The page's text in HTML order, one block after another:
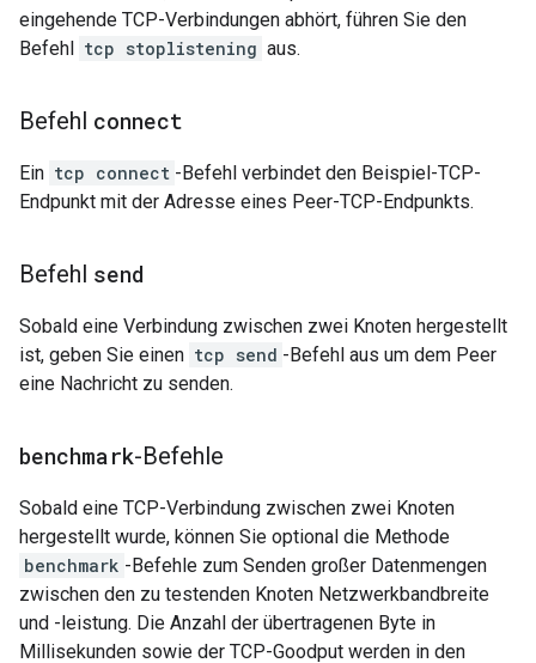
eingehende TCP-Verbindungen abhört, führen Sie den
Befehl tcp stoplistening aus.
Befehl connect
Ein tcp connect -Befehl verbindet den Beispiel-TCP-
Endpunkt mit der Adresse eines Peer-TCP-Endpunkts.
Befehl send
Sobald eine Verbindung zwischen zwei Knoten hergestellt
ist, geben Sie einen tcp send -Befehl aus um dem Peer
eine Nachricht zu senden.
benchmark-Befehle
Sobald eine TCP-Verbindung zwischen zwei Knoten
hergestellt wurde, können Sie optional die Methode
benchmark -Befehle zum Senden großer Datenmengen
zwischen den zu testenden Knoten Netzwerkbandbreite
und -leistung. Die Anzahl der übertragenen Byte in
Millisekunden sowie der TCP-Goodput werden in den